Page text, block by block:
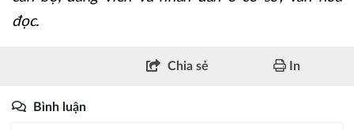
đọc.
Chia sẻ In
Bình luận